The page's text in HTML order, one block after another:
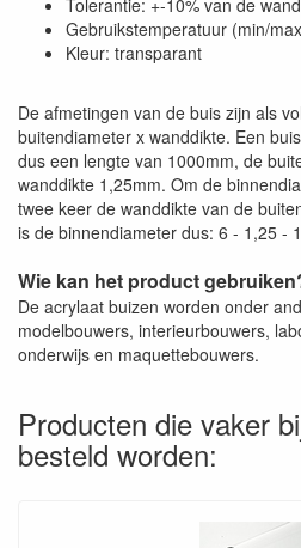
Tolerantie: +-10% van de
Gebruikstemperatuur (min/
Kleur: transparant
De afmetingen van de buis zijn als
buitendiameter x wanddikte. Een
dus een lengte van 1000mm, de
wanddikte 1,25mm. Om de
twee keer de wanddikte van de
is de binnendiameter dus: 6 - 1,25 -
Wie kan het product
De acrylaat buizen worden onder
modelbouwers, interieurbouwers,
onderwijs en maquettebouwers.
Producten die vaker
besteld worden: